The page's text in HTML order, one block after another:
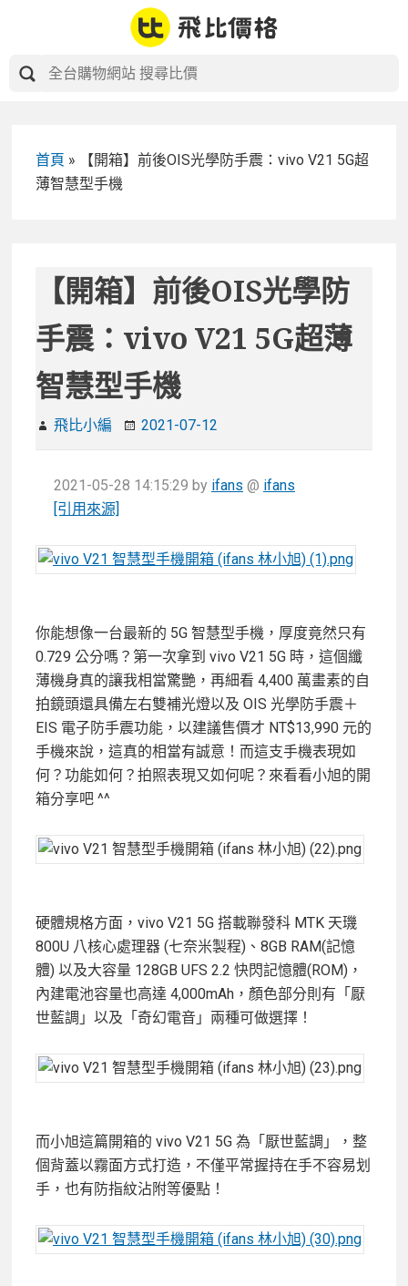
首頁 »
【開箱】前後OIS光學防手震：vivo V21 5G超
薄智慧型手機
【開箱】前後OIS光學防
手震：vivo V21 5G超薄
智慧型手機
飛比小編 2021-07-12
2021-05-28 14:15:29 by ifans @ ifans
[引用來源]
你能想像一台最新的 5G 智慧型手機，厚度竟然只有
0.729 公分嗎？第一次拿到 vivo V21 5G 時，這個纖
薄機身真的讓我相當驚艷，再細看 4,400 萬畫素的自
拍鏡頭還具備左右雙補光燈以及 OIS 光學防手震＋
EIS 電子防手震功能，以建議售價才 NT$13,990 元的
手機來說，這真的相當有誠意！而這支手機表現如
何？功能如何？拍照表現又如何呢？來看看小旭的開
箱分享吧 ^^
硬體規格方面，vivo V21 5G 搭載聯發科 MTK 天璣
800U 八核心處理器 (七奈米製程)、8GB RAM(記憶
體) 以及大容量 128GB UFS 2.2 快閃記憶體(ROM)，
內建電池容量也高達 4,000mAh，顏色部分則有「厭
世藍調」以及「奇幻電音」兩種可做選擇！
而小旭這篇開箱的 vivo V21 5G 為「厭世藍調」，整
個背蓋以霧面方式打造，不僅平常握持在手不容易划
手，也有防指紋沾附等優點！